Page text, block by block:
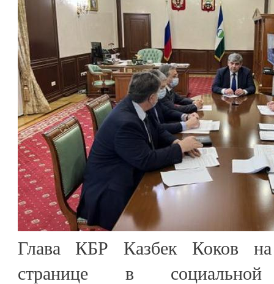
Глава КБР Казбек Коков на
странице в